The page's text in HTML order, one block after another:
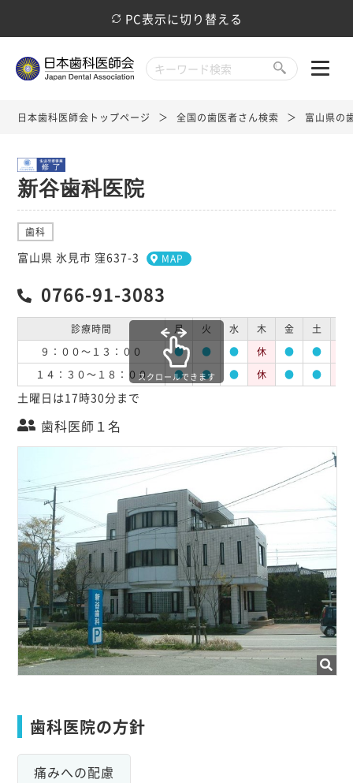
PC表示に切り替える
日本歯科医師会トップページ 全国の歯医者さん検索 富山県の
新谷歯科医院
歯科
富山県 氷見市 窪637-3 MAP
0766-91-3083
診療時間 月 火 水 木 金 土
９：００～１３：００
● ● ● 休 ● ●
１４：３０～１８：００
● ● ● 休 ● ●
スクロールできます
土曜日は17時30分まで
歯科医師１名
歯科医院の方針
痛みへの配慮